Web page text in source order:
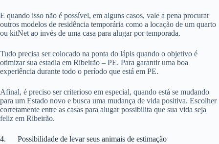
E quando isso não é possível, em alguns casos, vale a pena procurar
outros modelos de residência temporária como a locação de um quarto
ou kitNet ao invés de uma casa para alugar por temporada.
Tudo precisa ser colocado na ponta do lápis quando o objetivo é
otimizar sua estadia em Ribeirão – PE. Para garantir uma boa
experiência durante todo o período que está em PE.
Afinal, é preciso ser criterioso em especial, quando está se mudando
para um Estado novo e busca uma mudança de vida positiva. Escolher
corretamente entre as casas para alugar possibilita que sua vida seja
feliz em Ribeirão.
4. Possibilidade de levar seus animais de estimação